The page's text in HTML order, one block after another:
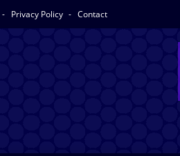
Privacy Policy Contact